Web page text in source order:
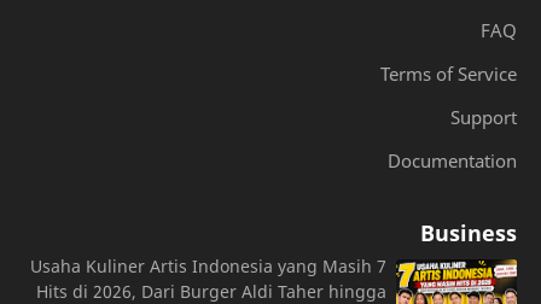
FAQ
Terms of Service
Support
Documentation
Business
7 Usaha Kuliner Artis Indonesia yang Masih
Hits di 2026, Dari Burger Aldi Taher hingga